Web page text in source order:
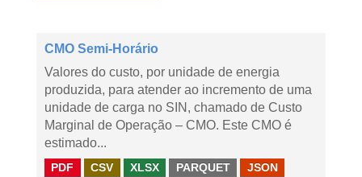
CMO Semi-Horário
Valores do custo, por unidade de energia
produzida, para atender ao incremento de uma
unidade de carga no SIN, chamado de Custo
Marginal de Operação – CMO. Este CMO é
estimado...
PDF CSV XLSX PARQUET JSON